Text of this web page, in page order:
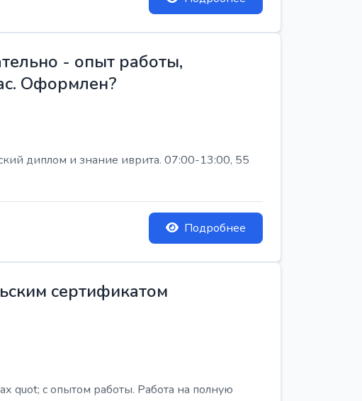
- опыт работы,
Оформлен?
диплом и знание иврита. 07:00-13:00, 55
Подробнее
сертификатом
quot; с опытом работы. Работа на полную